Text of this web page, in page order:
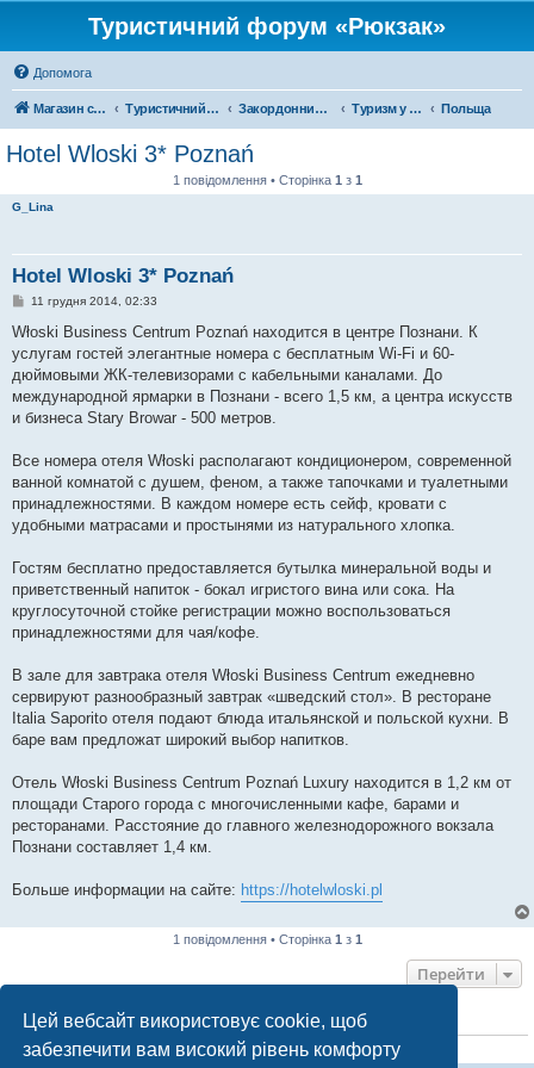
Цей вебсайт використовує cookie, щоб
забезпечити вам високий рівень комфорту
Туристичний форум «Рюкзак»
Допомога
Магазин спорядження Туристичний форум «Рюкзак» Закордонний туризм Туризм у Європі Польща
Hotel Wloski 3* Poznań
1 повідомлення • Сторінка 1 з 1
G_Lina
Hotel Wloski 3* Poznań
П
в
д
о
л
е
я
11 грудня 2014, 02:33
Włoski Business Centrum Poznań находится в центре Познани. К
услугам гостей элегантные номера с бесплатным Wi-Fi и 60-
дюймовыми ЖК-телевизорами с кабельными каналами. До
международной ярмарки в Познани - всего 1,5 км, а центра искусств
и бизнеса Stary Browar - 500 метров.
Все номера отеля Włoski располагают кондиционером, современной
ванной комнатой с душем, феном, а также тапочками и туалетными
принадлежностями. В каждом номере есть сейф, кровати с
удобными матрасами и простынями из натурального хлопка.
Гостям бесплатно предоставляется бутылка минеральной воды и
приветственный напиток - бокал игристого вина или сока. На
круглосуточной стойке регистрации можно воспользоваться
принадлежностями для чая/кофе.
В зале для завтрака отеля Włoski Business Centrum ежедневно
сервируют разнообразный завтрак «шведский стол». В ресторане
Italia Saporito отеля подают блюда итальянской и польской кухни. В
баре вам предложат широкий выбор напитков.
Отель Włoski Business Centrum Poznań Luxury находится в 1,2 км от
площади Старого города с многочисленными кафе, барами и
ресторанами. Расстояние до главного железнодорожного вокзала
Познани составляет 1,4 км.
Больше информации на сайте: https://hotelwloski.pl
1 повідомлення • Сторінка 1 з 1
Перейти
ХТО ЗАРАЗ ОНЛАЙН
Зараз переглядають цей форум:ClaudeBot [бот ШІ]і 0 гостей